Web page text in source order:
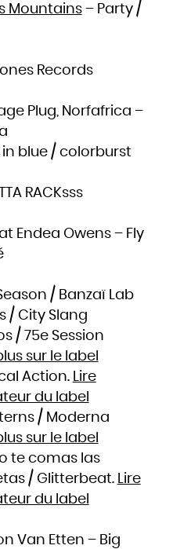
Mountains– Party /
Records
Plug, Norfafrica –
in blue / colorburst
RACKsss
Endea Owens – Fly
/ Banzaï Lab
/ City Slang
/ 75e Session
sur le label
Action. Lire
du label
/ Moderna
sur le label
te comas las
/ Glitterbeat. Lire
du label
Van Etten – Big